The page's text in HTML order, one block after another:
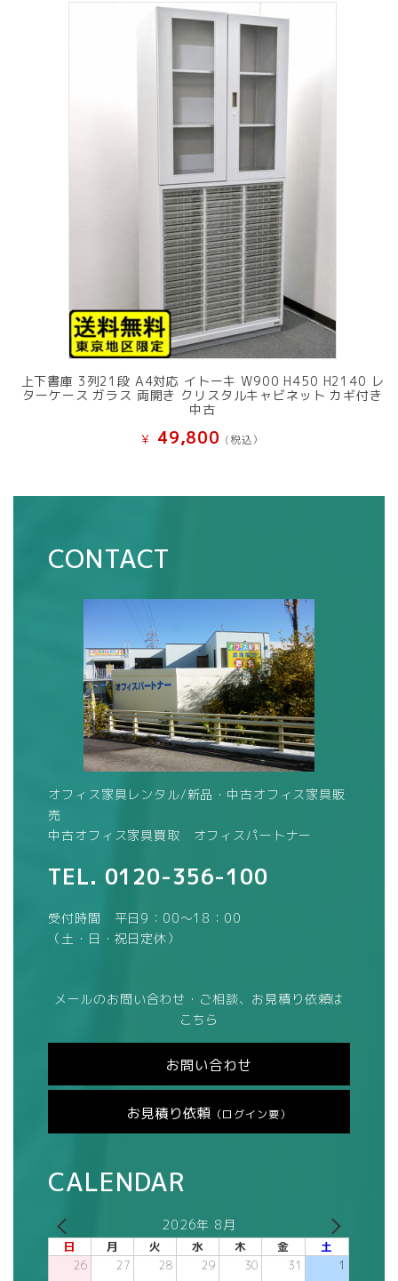
上下書庫 3列21段 A4対応 イトーキ W900 H450 H2140 レ
ターケース ガラス 両開き クリスタルキャビネット カギ付き
中古
¥ 49,800 (税込）
CONTACT
オフィス家具レンタル/新品・中古オフィス家具販
売
中古オフィス家具買取 オフィスパートナー
TEL. 0120-356-100
受付時間 平日9：00～18：00
（土・日・祝日定休）
メールのお問い合わせ・ご相談、お見積り依頼は
こちら
お問い合わせ
お見積り依頼 （ログイン要）
CALENDAR
2026年 8月
日 月 火 水 木 金 土
26 27 28 29 30 31 1